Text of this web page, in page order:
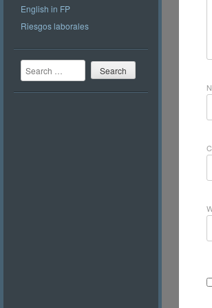
English in FP
Riesgos laborales
Search